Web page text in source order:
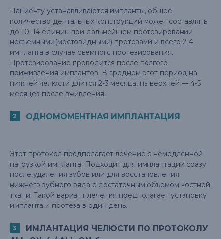
Пациенту устанавливаются импланты, общее
количество дентальных конструкций может составлять
до 10–14 единиц при дальнейшем протезировании
несъемными(мостовидными) протезами и всего 2-4
импланта в случае съемного протезирования.
Протезирование проводится после полгого
приживления имплантов. В среднем этот период на
нижней челюсти длится 2-3 месяца, на верхней — 4-5
месяцев после вживления.
ОДНОМОМЕНТНАЯ ИМПЛАНТАЦИЯ
Этот протокол предполагает лечение с немедленной
нагрузкой импланта. Подходит для имплантации сразу
после удаления зубов или для восстановления
нижнего зубного ряда с достаточным объемом костной
ткани. Такой вариант лечения предполагает установку
импланта и протеза в один день.
ИМЛАНТАЦИЯ ЧЕЛЮСТИ ПО ПРОТОКОЛУ